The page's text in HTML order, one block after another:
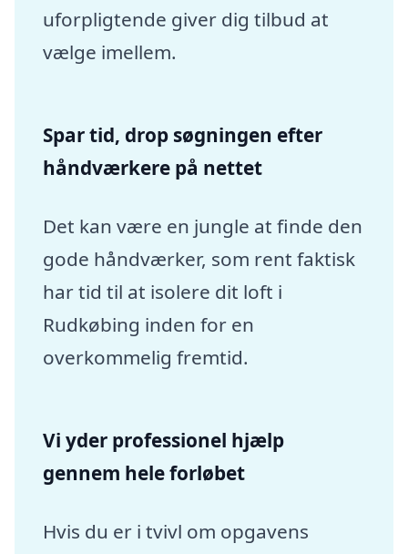
uforpligtende giver dig tilbud at
vælge imellem.
Spar tid, drop søgningen efter
håndværkere på nettet
Det kan være en jungle at finde den
gode håndværker, som rent faktisk
har tid til at isolere dit loft i
Rudkøbing inden for en
overkommelig fremtid.
Vi yder professionel hjælp
gennem hele forløbet
Hvis du er i tvivl om opgavens